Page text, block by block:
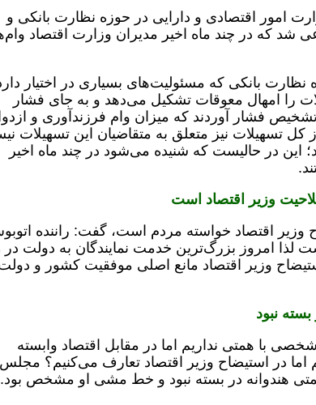
امور اقتصادی و دارایی در حوزه نظارت بانکی و
شد که در چند ماه اخیر مدیران وزارت اقتصاد
بانکی که مسئولیت‌های بسیاری در اختیار
را امهال معوقات تشکیل می‌دهد و به جای فشار
فشار آوردند که میزان وام فرزندآوری و
تسهیلات نیز متعلق به متقاضیان این تسهیلات
این در حالیست که شنیده می‌شود در چند ماه اخیر
وزیر اقتصاد است
وزیر اقتصاد خواسته مردم است، گفت: راننده
لذا امروز بزرگ‌ترین خدمت نمایندگان به دولت در
وزیر اقتصاد مانع اصلی موفقیت کشور و
نبود
با همتی نداریم اما در مقابل اقتصاد وابسته
در استیضاح وزیر اقتصاد تعارف می‌کنیم؟ مجلس
هندوانه در بسته نبود و خط مشی او مشخص بود.